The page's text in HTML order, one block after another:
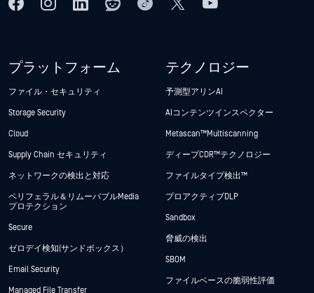
プラットフォーム
ファイル・セキュリティ
Storage Security
Cloud
Supply Chain セキュリティ
ネットワークの検出と対応
ペリフェラル＆リムーバブルMedia
プロテクション
Secure
ゼロデイ検知(サンドボックス）
Email Security
Managed File Transfer
テクノロジー
予測型アリンAI
AIコンテンツインスペクター
Metascan™ Multiscanning
ディープCDR™テクノロジー
ファイルタイプ検出™
プロアクティブDLP
Sandbox
脅威の検出
SBOM
ファイルベースの脆弱性評価